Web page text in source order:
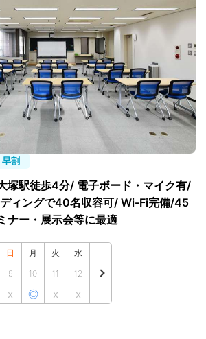
早割
塚駅徒歩4分/ 電子ボード・マイク有/
ィングで40名収容可/ Wi-Fi完備/45
ナー・展示会等に最適
日
9
x
月
10
◎
火
11
x
水
12
x